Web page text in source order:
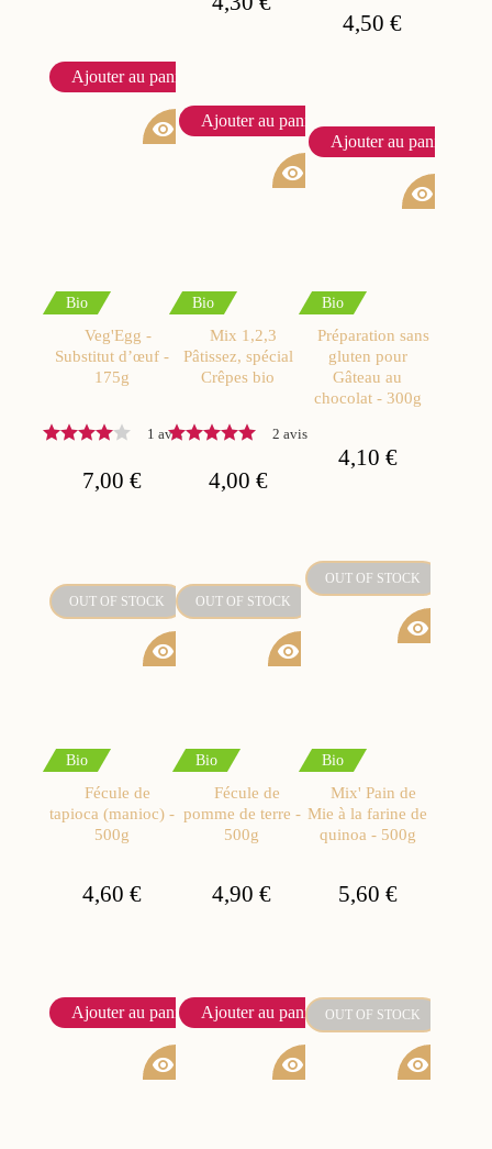
Ajouter au panier
visibility Ajouter au panier
visibility
4,50 €
Ajouter au panier
visibility
Bio
Veg'Egg -
Substitut d’œuf -
175g
1 avis
7,00 €
OUT OF STOCK
visibility
Bio
Mix 1,2,3
Pâtissez, spécial
Crêpes bio
2 avis
4,00 €
OUT OF STOCK
visibility
Bio
Préparation sans
gluten pour
Gâteau au
chocolat - 300g
4,10 €
OUT OF STOCK
visibility
Bio
Fécule de
tapioca (manioc) -
500g
4,60 €
Ajouter au panier
visibility
Bio
Fécule de
pomme de terre -
500g
4,90 €
Ajouter au panier
visibility
Bio
Mix' Pain de
Mie à la farine de
quinoa - 500g
5,60 €
OUT OF STOCK
visibility